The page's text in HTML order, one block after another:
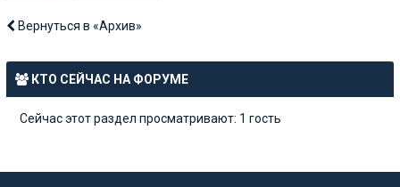
Вернуться в «Архив»
Показать сообщения за:
Все сообщения
Время ответа
КТО СЕЙЧАС НА ФОРУМЕ
Сейчас этот раздел просматривают: 1 гость